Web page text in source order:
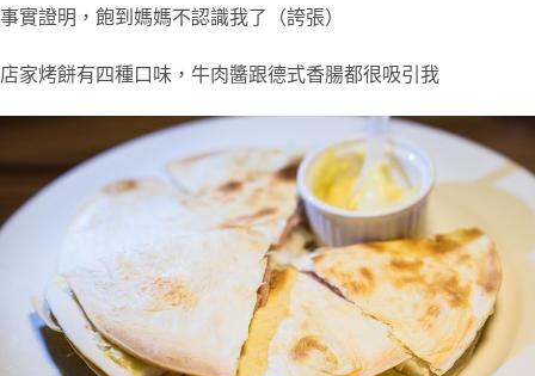
事實證明，飽到媽媽不認識我了（誇張）
店家烤餅有四種口味，牛肉醬跟德式香腸都很吸引我